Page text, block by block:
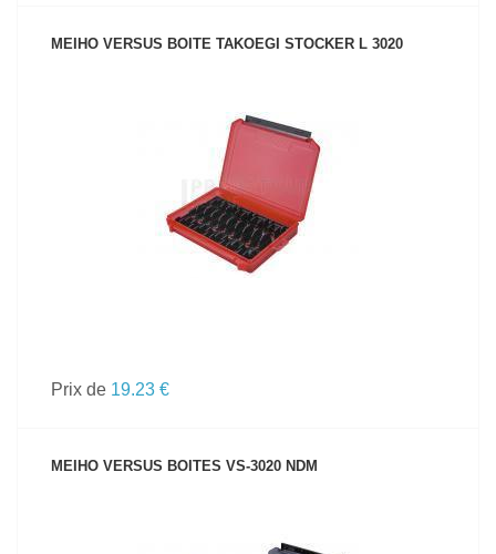
MEIHO VERSUS BOITE TAKOEGI STOCKER L 3020
VOIR LE PRODUIT
Prix de 19.23 €
MEIHO VERSUS BOITES VS-3020 NDM